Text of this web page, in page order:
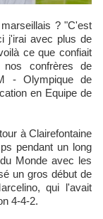
j'irai avec plus de
ce que confiait
nos confrères de
- Olympique de
en Equipe de
à Clairefontaine
pendant un long
Monde avec les
un gros début de
qui l'avait
4-4-2.